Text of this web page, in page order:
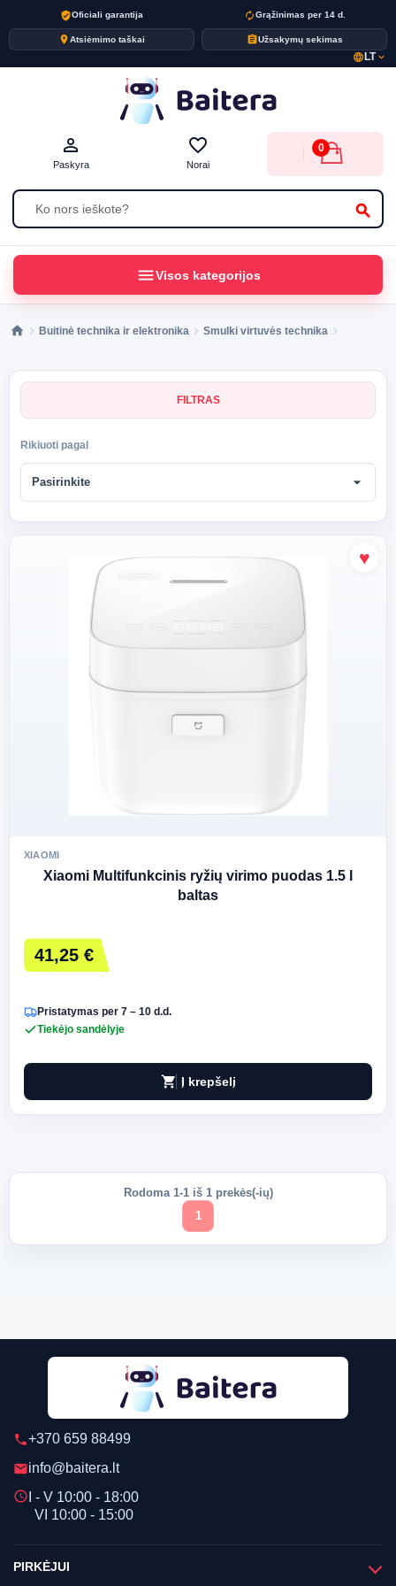
verified_userOficiali garantija autorenewGrąžinimas per 14 d.
placeAtsiėmimo taškai assignmentUžsakymų sekimas
language LTexpand_more
search
person_outline
Paskyra
favorite_border
Norai
0
menuVisos kategorijos
Buitinė technika ir elektronika Smulki virtuvės technika
FILTRAS
Rikiuoti pagal
Pasirinkite arrow_drop_down
XIAOMI
Xiaomi Multifunkcinis ryžių virimo puodas 1.5 l
baltas
41,25 €
Pristatymas per 7 – 10 d.d.
Tiekėjo sandėlyje
shopping_cart Į krepšelį
Rodoma 1-1 iš 1 prekės(-ių)
1
phone+370 659 88499
emailinfo@baitera.lt
schedule I - V 10:00 - 18:00
VI 10:00 - 15:00
PIRKĖJUI